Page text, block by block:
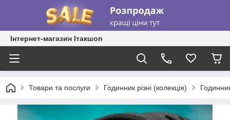
Інтернет-магазин Ітакшоп
Товари та послуги Годинник різні (колекція)